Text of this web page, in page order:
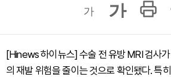
가 가
[Hinews 하이뉴스] 수술 전 유방 MRI 검사
의 재발 위험을 줄이는 것으로 확인됐다. 특